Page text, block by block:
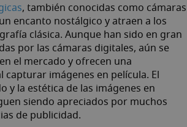
, también conocidas como cámaras
encanto nostálgico y atraen a los
clásica. Aunque han sido en gran
por las cámaras digitales, aún se
el mercado y ofrecen una
capturar imágenes en película. El
y la estética de las imágenes en
siendo apreciados por muchos
de publicidad.